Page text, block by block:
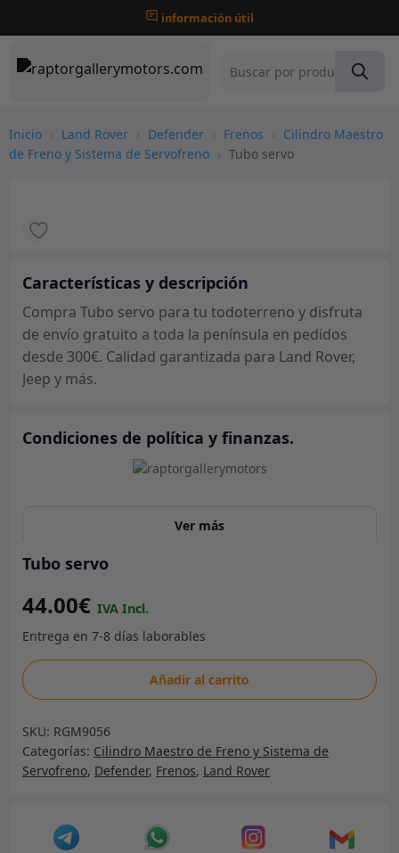
información útil
Inicio › Land Rover › Defender › Frenos › Cilindro Maestro
de Freno y Sistema de Servofreno › Tubo servo
Características y descripción
Compra Tubo servo para tu todoterreno y disfruta
de envío gratuito a toda la península en pedidos
desde 300€. Calidad garantizada para Land Rover,
Jeep y más.
Condiciones de política y finanzas.
Ver más
Tubo servo
44.00€
Tubo
servo
Añadir al carrito
SKU: RGM9056
Categorías: Cilindro Maestro de Freno y Sistema de
Servofreno, Defender, Frenos, Land Rover